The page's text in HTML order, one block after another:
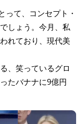
って、コンセプト・
しょう。今月、私
れており、現代美
、笑っているグロ
たバナナに9億円